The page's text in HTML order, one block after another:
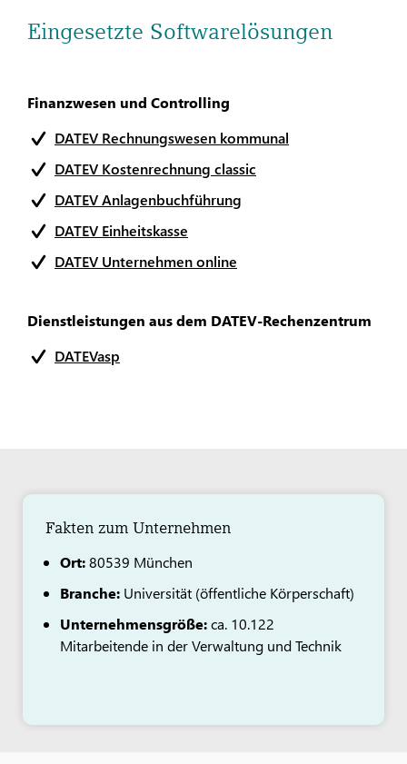
Eingesetzte Softwarelösungen
Finanzwesen und Controlling
DATEV Rechnungswesen kommunal
DATEV Kostenrechnung classic
DATEV Anlagenbuchführung
DATEV Einheitskasse
DATEV Unternehmen online
Dienstleistungen aus dem DATEV-Rechenzentrum
DATEVasp
Fakten zum Unternehmen
Ort:80539 München
Branche: Universität (öffentliche Körperschaft)
Unternehmensgröße:ca. 10.122
Mitarbeitende in der Verwaltung und Technik